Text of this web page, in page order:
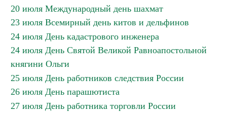
20 июля Международный день шахмат
23 июля Всемирный день китов и дельфинов
24 июля День кадастрового инженера
24 июля День Святой Великой Равноапостольной
княгини Ольги
25 июля День работников следствия России
26 июля День парашютиста
27 июля День работника торговли России